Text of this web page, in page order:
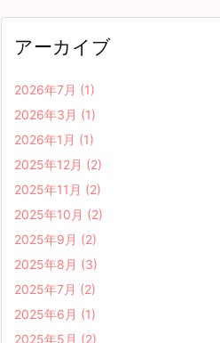
アーカイブ
2026年7月 (1)
2026年3月 (1)
2026年1月 (1)
2025年12月 (2)
2025年11月 (2)
2025年10月 (2)
2025年9月 (2)
2025年8月 (3)
2025年7月 (2)
2025年6月 (1)
2025年5月 (2)